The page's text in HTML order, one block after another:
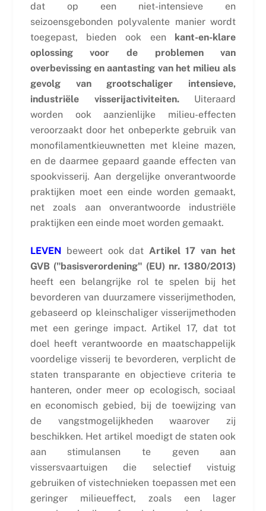
dat op een niet-intensieve en
seizoensgebonden polyvalente manier wordt
toegepast, bieden ook een kant-en-klare
oplossing voor de problemen van
overbevissing en aantasting van het milieu als
gevolg van grootschaliger intensieve,
industriële visserijactiviteiten.Uiteraard
worden ook aanzienlijke milieu-effecten
veroorzaakt door het onbeperkte gebruik van
monofilamentkieuwnetten met kleine mazen,
en de daarmee gepaard gaande effecten van
spookvisserij. Aan dergelijke onverantwoorde
praktijken moet een einde worden gemaakt,
net zoals aan onverantwoorde industriële
praktijken een einde moet worden gemaakt.
LEVEN beweert ook dat Artikel 17 van het
GVB ("basisverordening" (EU) nr. 1380/2013)
heeft een belangrijke rol te spelen bij het
bevorderen van duurzamere visserijmethoden,
gebaseerd op kleinschaliger visserijmethoden
met een geringe impact. Artikel 17, dat tot
doel heeft verantwoorde en maatschappelijk
voordelige visserij te bevorderen, verplicht de
staten transparante en objectieve criteria te
hanteren, onder meer op ecologisch, sociaal
en economisch gebied, bij de toewijzing van
de vangstmogelijkheden waarover zij
beschikken. Het artikel moedigt de staten ook
aan stimulansen te geven aan
vissersvaartuigen die selectief vistuig
gebruiken of vistechnieken toepassen met een
geringer milieueffect, zoals een lager